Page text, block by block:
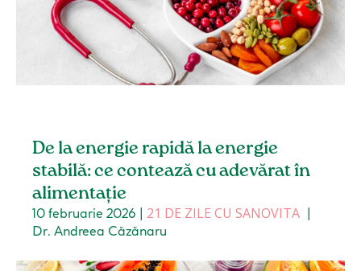
De la energie rapidă la energie
stabilă: ce contează cu adevărat în
alimentație
10 februarie 2026 21 DE ZILE CU SANOVITA
Dr. Andreea Căzănaru